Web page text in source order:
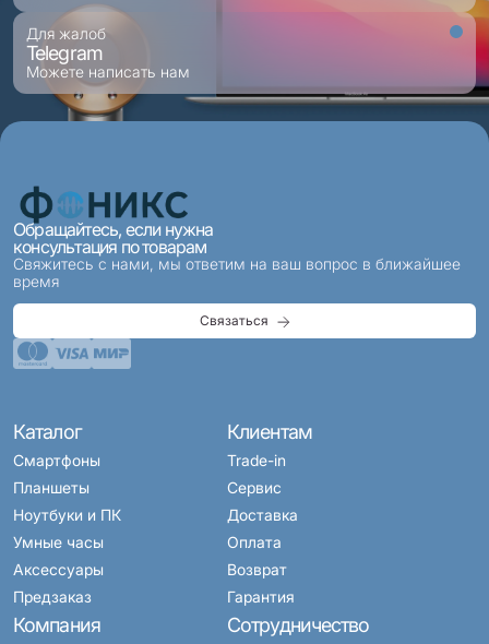
Для жалоб
Telegram
Можете написать нам
Обращайтесь, если нужна
консультация по товарам
Свяжитесь с нами, мы ответим на ваш вопрос в ближайшее
время
Связаться
Каталог
Смартфоны
Планшеты
Ноутбуки и ПК
Умные часы
Аксессуары
Предзаказ
Клиентам
Trade-in
Сервис
Доставка
Оплата
Возврат
Гарантия
Компания Сотрудничество